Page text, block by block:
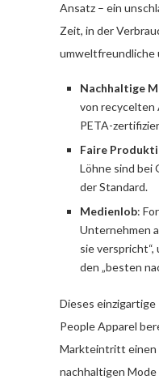
Ansatz – ein
Zeit, in der
umweltfreundliche
Nachhaltige
von recycelten
PETA-
Faire
Löhne sind bei
der Standard.
Medienlob:
Unternehmen
sie verspricht“,
den „besten
Dieses
People Apparel
Markteintritt einen
nachhaltigen